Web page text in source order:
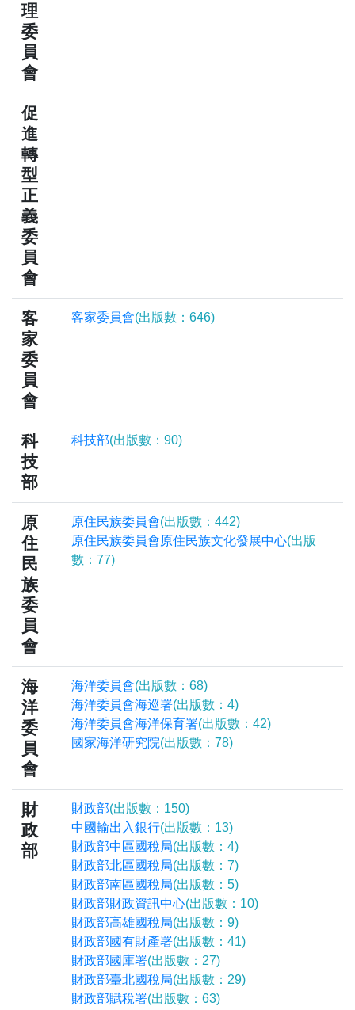
理
委
員
會
促
進
轉
型
正
義
委
員
會
客
家
委
員
會
客家委員會(出版數：646)
科
技
部
科技部(出版數：90)
原
住
民
族
委
員
會
原住民族委員會(出版數：442)
原住民族委員會原住民族文化發展中心(出版
數：77)
海
洋
委
員
會
海洋委員會(出版數：68)
海洋委員會海巡署(出版數：4)
海洋委員會海洋保育署(出版數：42)
國家海洋研究院(出版數：78)
財
政
部
財政部(出版數：150)
中國輸出入銀行(出版數：13)
財政部中區國稅局(出版數：4)
財政部北區國稅局(出版數：7)
財政部南區國稅局(出版數：5)
財政部財政資訊中心(出版數：10)
財政部高雄國稅局(出版數：9)
財政部國有財產署(出版數：41)
財政部國庫署(出版數：27)
財政部臺北國稅局(出版數：29)
財政部賦稅署(出版數：63)